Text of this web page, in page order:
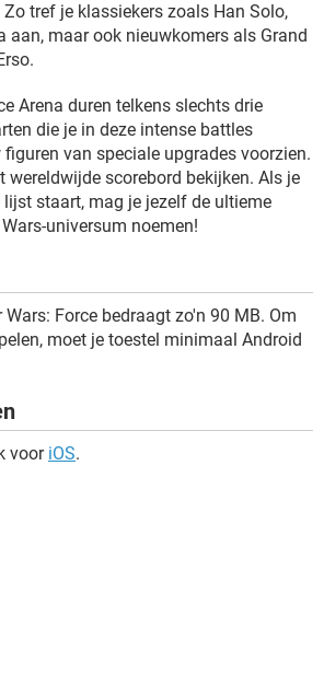
tref je klassiekers zoals Han Solo,
aan, maar ook nieuwkomers als Grand
Arena duren telkens slechts drie
die je in deze intense battles
van speciale upgrades voorzien.
wereldwijde scorebord bekijken. Als je
staart, mag je jezelf de ultieme
universum noemen!
Force bedraagt zo'n 90 MB. Om
moet je toestel minimaal Android
voor iOS.